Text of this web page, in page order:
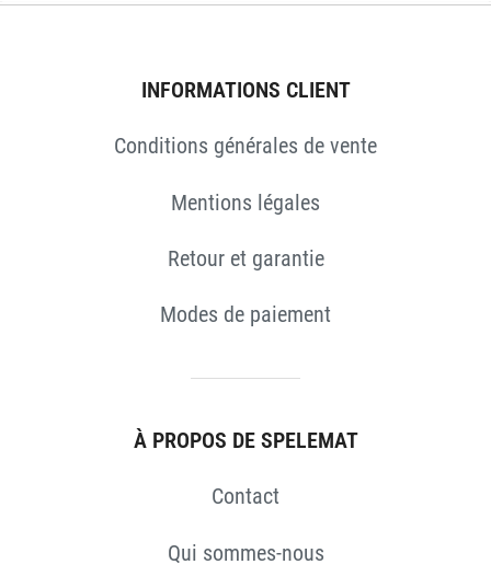
INFORMATIONS CLIENT
Conditions générales de vente
Mentions légales
Retour et garantie
Modes de paiement
À PROPOS DE SPELEMAT
Contact
Qui sommes-nous